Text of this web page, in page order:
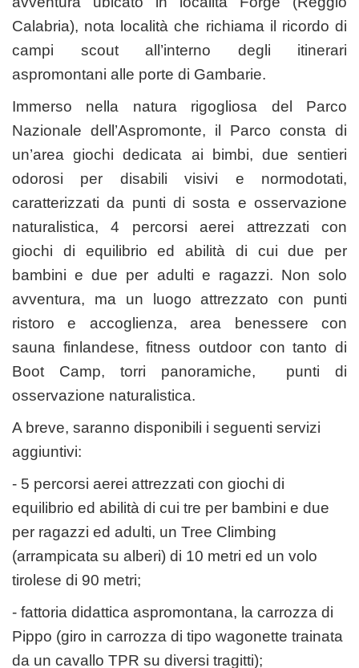
Calabria), nota località che richiama il ricordo di
campi scout all’interno degli itinerari
aspromontani alle porte di Gambarie.
Immerso nella natura rigogliosa del Parco
Nazionale dell’Aspromonte, il Parco consta di
un’area giochi dedicata ai bimbi, due sentieri
odorosi per disabili visivi e normodotati,
caratterizzati da punti di sosta e osservazione
naturalistica, 4 percorsi aerei attrezzati con
giochi di equilibrio ed abilità di cui due per
bambini e due per adulti e ragazzi. Non solo
avventura, ma un luogo attrezzato con punti
ristoro e accoglienza, area benessere con
sauna finlandese, fitness outdoor con tanto di
Boot Camp, torri panoramiche, punti di
osservazione naturalistica.
A breve, saranno disponibili i seguenti servizi
aggiuntivi:
- 5 percorsi aerei attrezzati con giochi di
equilibrio ed abilità di cui tre per bambini e due
per ragazzi ed adulti, un Tree Climbing
(arrampicata su alberi) di 10 metri ed un volo
tirolese di 90 metri;
- fattoria didattica aspromontana, la carrozza di
Pippo (giro in carrozza di tipo wagonette trainata
da un cavallo TPR su diversi tragitti);